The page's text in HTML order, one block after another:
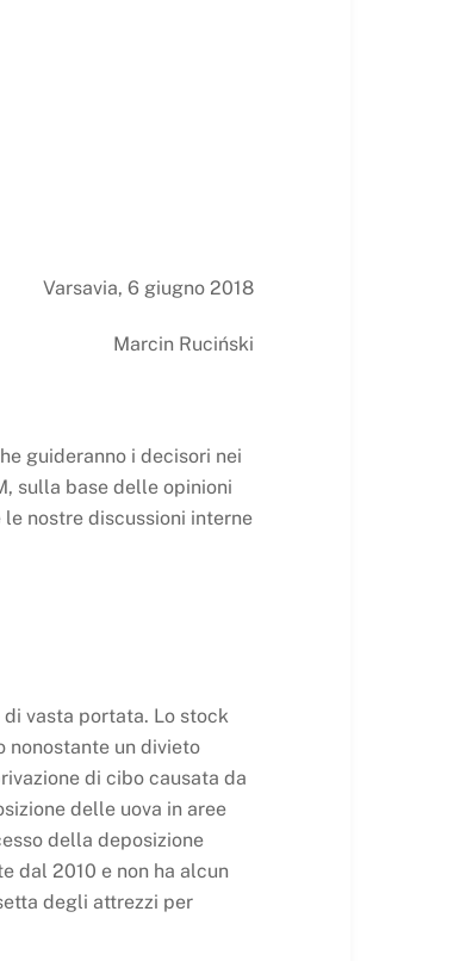
Varsavia, 6 giugno 2018
Marcin Ruciński
guideranno i decisori nei
sulla base delle opinioni
nostre discussioni interne
vasta portata. Lo stock
un divieto
di cibo causata da
delle uova in aree
della deposizione
dal 2010 e non ha alcun
degli attrezzi per